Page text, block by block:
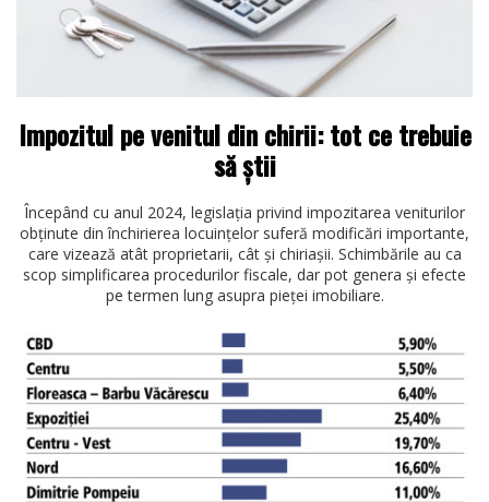
Impozitul pe venitul din chirii: tot ce trebuie
să știi
Începând cu anul 2024, legislația privind impozitarea veniturilor
obținute din închirierea locuințelor suferă modificări importante,
care vizează atât proprietarii, cât și chiriașii. Schimbările au ca
scop simplificarea procedurilor fiscale, dar pot genera și efecte
pe termen lung asupra pieței imobiliare.